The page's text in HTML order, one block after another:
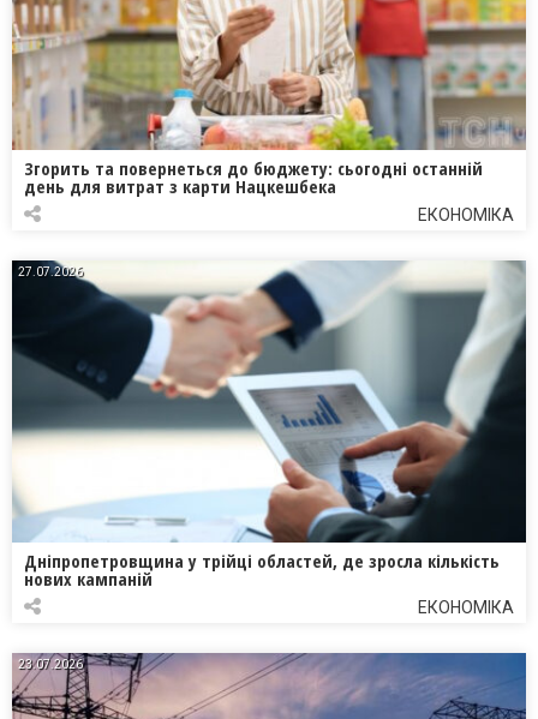
Згорить та повернеться до бюджету: сьогодні останній
день для витрат з карти Нацкешбека
ЕКОНОМІКА
27.07.2026
Дніпропетровщина у трійці областей, де зросла кількість
нових кампаній
ЕКОНОМІКА
23.07.2026